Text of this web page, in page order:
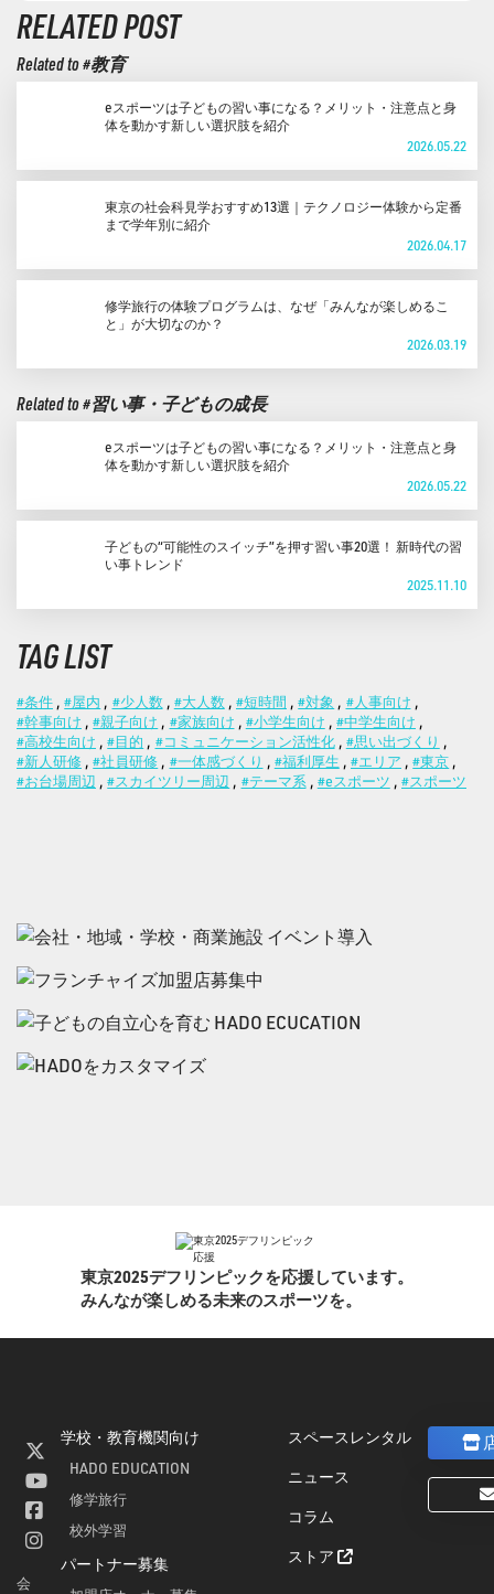
RELATED POST
Related to #教育
eスポーツは子どもの習い事になる？メリット・注意点と身
体を動かす新しい選択肢を紹介
2026.05.22
東京の社会科見学おすすめ13選｜テクノロジー体験から定番
まで学年別に紹介
2026.04.17
修学旅行の体験プログラムは、なぜ「みんなが楽しめるこ
と」が大切なのか？
2026.03.19
Related to #習い事・子どもの成長
eスポーツは子どもの習い事になる？メリット・注意点と身
体を動かす新しい選択肢を紹介
2026.05.22
子どもの“可能性のスイッチ”を押す習い事20選！ 新時代の習
い事トレンド
2025.11.10
TAG LIST
#条件 , #屋内 , #少人数 , #大人数 , #短時間 , #対象 , #人事向け ,
#幹事向け , #親子向け , #家族向け , #小学生向け , #中学生向け ,
#高校生向け , #目的 , #コミュニケーション活性化 , #思い出づくり ,
#新人研修 , #社員研修 , #一体感づくり , #福利厚生 , #エリア , #東京 ,
#お台場周辺 , #スカイツリー周辺 , #テーマ系 , #eスポーツ , #スポーツ
東京2025デフリンピックを応援しています。
みんなが楽しめる未来のスポーツを。
会
学校・教育機関向け
HADO EDUCATION
修学旅行
校外学習
パートナー募集
スペースレンタル
ニュース
コラム
ストア